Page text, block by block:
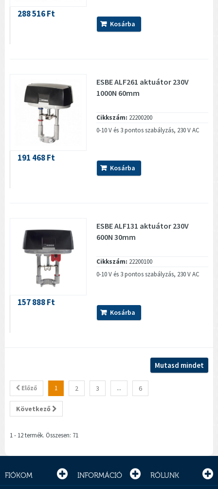
288 516 Ft
Kosárba
ESBE ALF261 aktuátor 230V
1000N 60mm
Cikkszám: 22200200
0-10 V és 3 pontos szabályzás, 230 V AC
191 468 Ft
Kosárba
ESBE ALF131 aktuátor 230V
600N 30mm
Cikkszám: 22200100
0-10 V és 3 pontos szabályzás, 230 V AC
157 888 Ft
Kosárba
Mutasd mindet
Előző 1 2 3 ... 6
Következő
1 - 12 termék. Összesen: 71
FIÓKOM INFORMÁCIÓ RÓLUNK